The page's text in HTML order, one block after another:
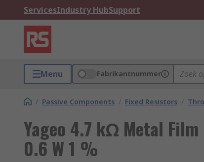
ServicesIndustry HubSupport
Menu Fabrikantnummer
/ Passive Components / Fixed Resistors /
Yageo 4.7 kΩ Metal
0.6 W 1 %